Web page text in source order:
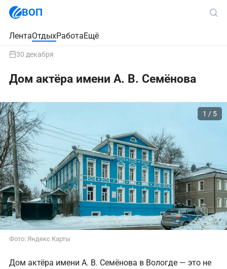
ВОП
ЛентаОтдыхРаботаЕщё
30 декабря
Дом актёра имени А. В. Семёнова
Фото: Яндекс Карты
1 / 5
Дом актёра имени А. В. Семёнова в Вологде — это не